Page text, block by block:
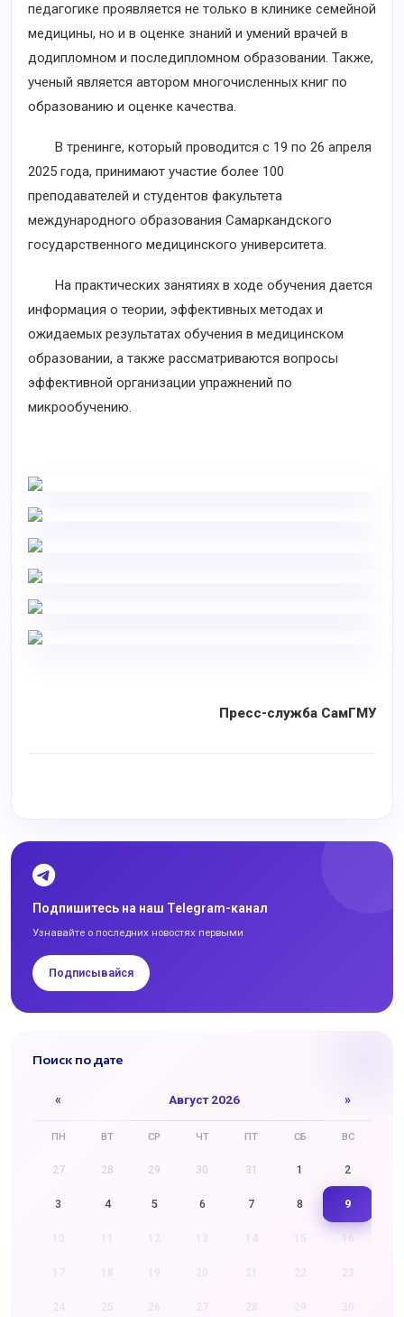
педагогике проявляется не только в клинике семейной
медицины, но и в оценке знаний и умений врачей в
додипломном и последипломном образовании. Также,
ученый является автором многочисленных книг по
образованию и оценке качества.
В тренинге, который проводится с 19 по 26 апреля
2025 года, принимают участие более 100
преподавателей и студентов факультета
международного образования Самаркандского
государственного медицинского университета.
На практических занятиях в ходе обучения дается
информация о теории, эффективных методах и
ожидаемых результатах обучения в медицинском
образовании, а также рассматриваются вопросы
эффективной организации упражнений по
микрообучению.
Пресс-служба СамГМУ
Подпишитесь на наш Telegram-канал
Узнавайте о последних новостях первыми
Подписывайся
Поиск по дате
« Август 2026 »
ПН ВТ СР ЧТ ПТ СБ ВС
27 28 29 30 31 1 2
3 4 5 6 7 8 9
16
22 23
29 30